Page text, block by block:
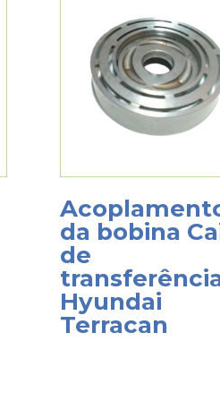
da bobina
de
Hyundai
Terracan